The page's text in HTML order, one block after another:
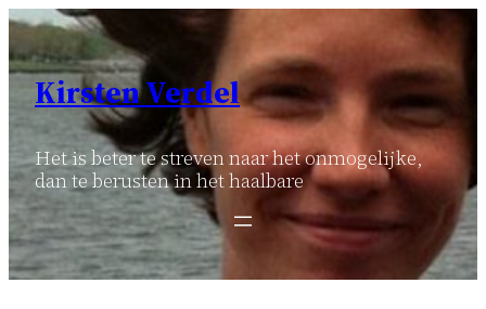
Ga
naar
inhoud
Kirsten Verdel
Het is beter te streven naar het onmogelijke,
dan te berusten in het haalbare